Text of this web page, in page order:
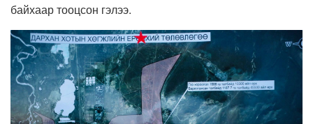
байхаар тооцсон гэлээ.